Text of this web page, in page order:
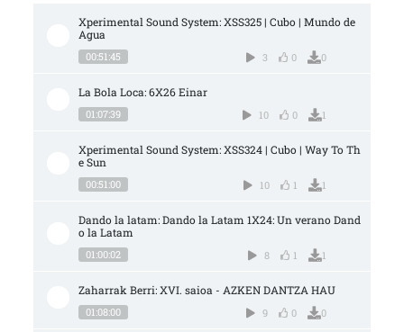
Xperimental Sound System: XSS325 | Cubo | Mundo de
Agua
00:51:45 3 0 0
La Bola Loca: 6X26 Einar
01:07:39 10 0 1
Xperimental Sound System: XSS324 | Cubo | Way To Th
e Sun
00:51:00 10 1 1
Dando la latam: Dando la Latam 1X24: Un verano Dand
o la Latam
01:00:02 8 1 1
Zaharrak Berri: XVI. saioa - AZKEN DANTZA HAU
01:08:00 9 0 0